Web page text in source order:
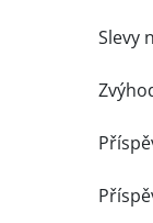
Slevy